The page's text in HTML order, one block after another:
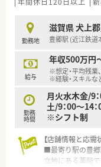
ケーションが取
【法人特徴につい
■滋賀県内で12
ざした安定した
■大手グループ
利厚生を両立さ
■県内でいち早
在宅実績を誇る
■正社員の勤務薬
いただける環境
■提示年収は500
勤務地
滋賀県 犬上
豊郷駅 (近江鉄道
給与
年収500万円
※想定・平均残業
※経験・スキルな
勤務
時間
月火水木金/9
土/9：00～14
※シフト制
【店舗情報と応需
■最寄り駅の豊郷
立地にある薬局